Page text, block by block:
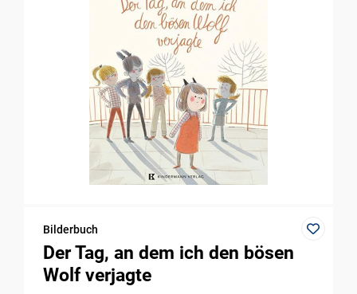
Bilderbuch
Der Tag, an dem ich den bösen
Wolf verjagte